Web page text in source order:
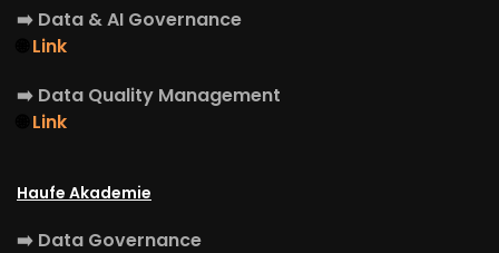
➡️ Data & AI Governance
Link
➡️ Data Quality Management
Link
Haufe Akademie
➡️ Data Governance